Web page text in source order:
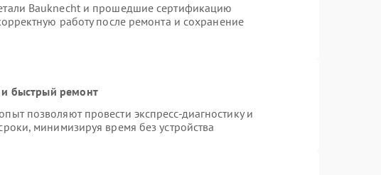
Bauknecht и прошедшие сертификацию
работу после ремонта и сохранение
и быстрый ремонт
позволяют провести экспресс-диагностику и
минимизируя время без устройства